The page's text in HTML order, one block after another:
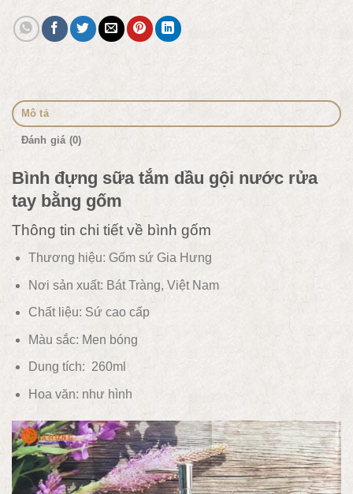
Mô tả
Đánh giá (0)
Bình đựng sữa tắm dầu gội nước rửa
tay bằng gốm
Thông tin chi tiết về bình gốm
Thương hiệu: Gốm sứ Gia Hưng
Nơi sản xuất: Bát Tràng, Việt Nam
Chất liệu: Sứ cao cấp
Màu sắc: Men bóng
Dung tích: 260ml
Hoa văn: như hình